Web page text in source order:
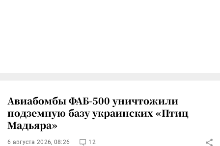
Авиабомбы ФАБ-500 уничтожили
подземную базу украинских «Птиц
Мадьяра»
6 августа 2026, 08:26 12